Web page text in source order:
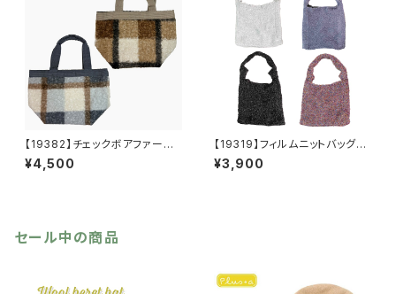
【19382】チェックボアファート
ート【送料無料】秋冬バッグ 新
作
¥4,500
【19319】フィルムニットバッグ
【送料無料】キラキラ グリッタ
ー
¥3,900
セール中の商品